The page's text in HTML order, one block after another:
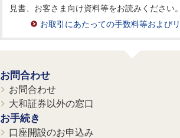
見書、お客さま向け資料等をお読みください。
お取引にあたっての手数料等および
お問合わせ
お問合わせ
大和証券以外の窓口
お手続き
口座開設のお申込み